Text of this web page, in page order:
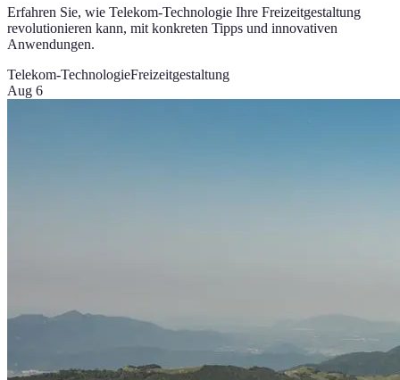
Erfahren Sie, wie Telekom-Technologie Ihre Freizeitgestaltung
revolutionieren kann, mit konkreten Tipps und innovativen
Anwendungen.
Telekom-TechnologieFreizeitgestaltung
Aug 6